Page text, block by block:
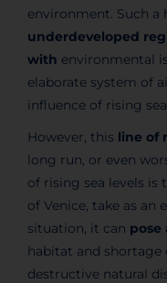
environment. Such
underdeveloped
with environmental
elaborate system of
influence of rising
However, this line of
long run, or even
of rising sea levels is
of Venice, take as an
situation, it can pose
habitat and
destructive natural